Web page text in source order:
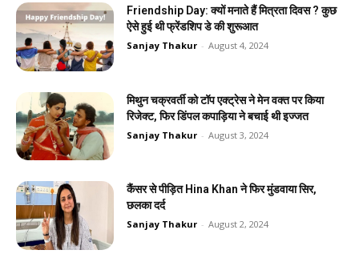
Friendship Day: क्‍यों मनाते हैं मित्रता दिवस ? कुछ
ऐसे हुई थी फ्रेंडशिप डे की शुरूआत
Sanjay Thakur - August 4, 2024
मिथुन चक्रवर्ती को टॉप एक्ट्रेस ने मेन वक्त पर किया
रिजेक्ट, फिर डिंपल कपाड़िया ने बचाई थी इज्जत
Sanjay Thakur - August 3, 2024
कैंसर से पीड़ित Hina Khan ने फिर मुंडवाया सिर,
छलका दर्द
Sanjay Thakur - August 2, 2024